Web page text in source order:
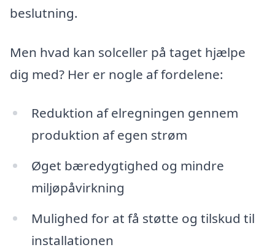
beslutning.
Men hvad kan solceller på taget hjælpe
dig med? Her er nogle af fordelene:
Reduktion af elregningen gennem
produktion af egen strøm
Øget bæredygtighed og mindre
miljøpåvirkning
Mulighed for at få støtte og tilskud til
installationen